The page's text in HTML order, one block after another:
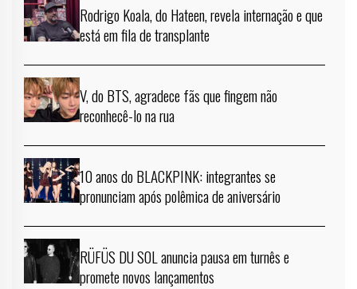
Rodrigo Koala, do Hateen, revela internação e que
está em fila de transplante
V, do BTS, agradece fãs que fingem não
reconhecê-lo na rua
10 anos do BLACKPINK: integrantes se
pronunciam após polêmica de aniversário
RÜFÜS DU SOL anuncia pausa em turnês e
promete novos lançamentos